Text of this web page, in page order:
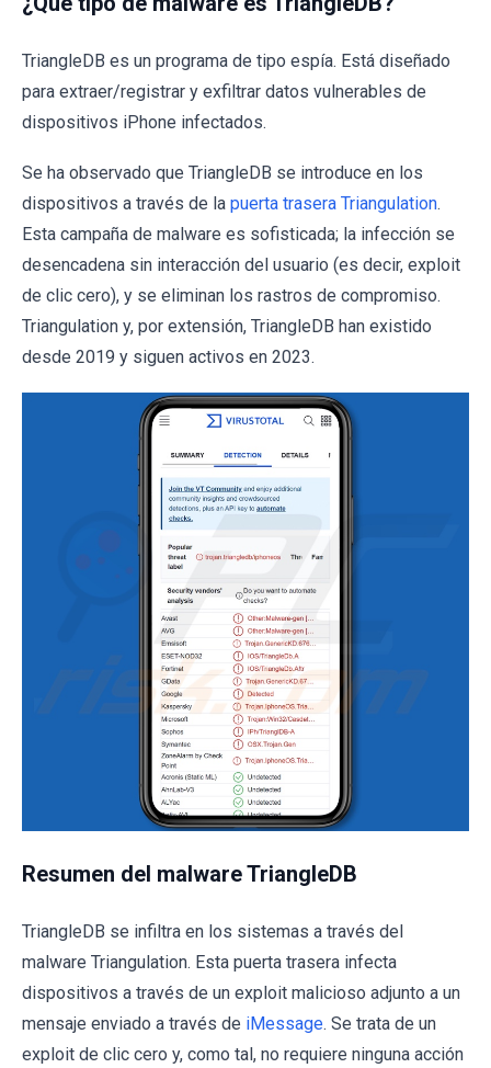
TriangleDB es un programa de tipo espía. Está diseñado
para extraer/registrar y exfiltrar datos vulnerables de
dispositivos iPhone infectados.
Se ha observado que TriangleDB se introduce en los
dispositivos a través de la puerta trasera Triangulation.
Esta campaña de malware es sofisticada; la infección se
desencadena sin interacción del usuario (es decir, exploit
de clic cero), y se eliminan los rastros de compromiso.
Triangulation y, por extensión, TriangleDB han existido
desde 2019 y siguen activos en 2023.
Resumen del malware TriangleDB
TriangleDB se infiltra en los sistemas a través del
malware Triangulation. Esta puerta trasera infecta
dispositivos a través de un exploit malicioso adjunto a un
mensaje enviado a través de iMessage. Se trata de un
exploit de clic cero y, como tal, no requiere ninguna acción